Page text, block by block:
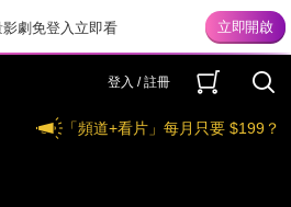
劇免登入立即看
登入 / 註冊
「頻道+看片」每月只要 $199？